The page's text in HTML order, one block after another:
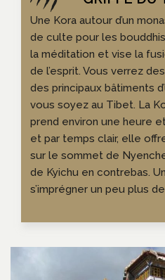
Une Kora autour d’un
de culte pour les
la méditation et vise la
de l’esprit. Vous verrez
des principaux bâtiments
vous soyez au Tibet. La
prend environ une heure
et par temps clair, elle
sur le sommet de
de Kyichu en contrebas.
s’imprégner un peu plus